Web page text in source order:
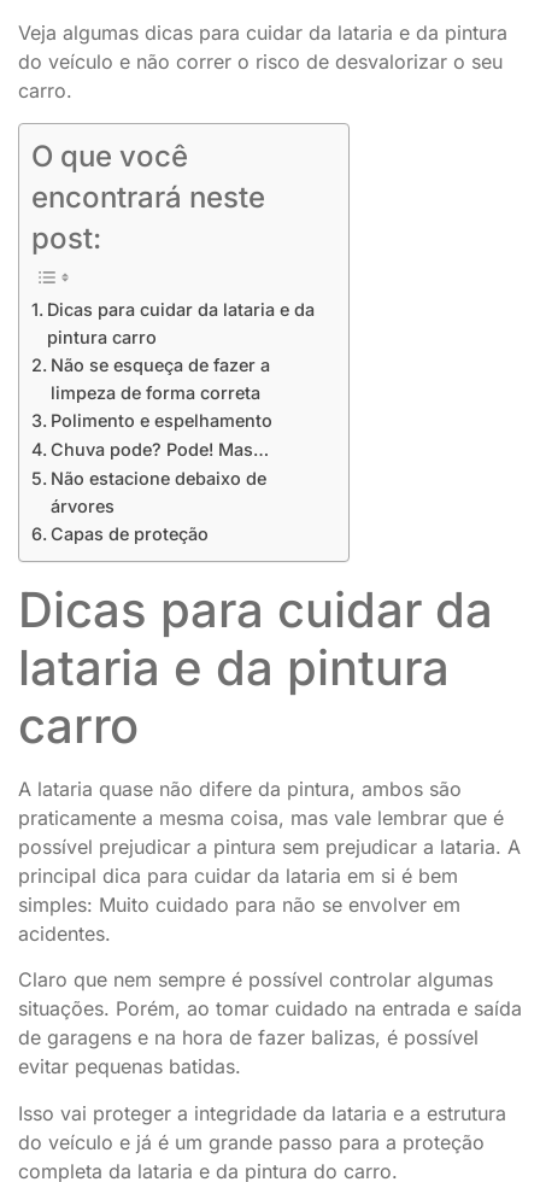
Veja algumas dicas para cuidar da lataria e da pintura
do veículo e não correr o risco de desvalorizar o seu
carro.
O que você
encontrará neste
post:
Dicas para cuidar da lataria e da
pintura carro
Não se esqueça de fazer a
limpeza de forma correta
Polimento e espelhamento
Chuva pode? Pode! Mas…
Não estacione debaixo de
árvores
Capas de proteção
Dicas para cuidar da
lataria e da pintura
carro
A lataria quase não difere da pintura, ambos são
praticamente a mesma coisa, mas vale lembrar que é
possível prejudicar a pintura sem prejudicar a lataria. A
principal dica para cuidar da lataria em si é bem
simples: Muito cuidado para não se envolver em
acidentes.
Claro que nem sempre é possível controlar algumas
situações. Porém, ao tomar cuidado na entrada e saída
de garagens e na hora de fazer balizas, é possível
evitar pequenas batidas.
Isso vai proteger a integridade da lataria e a estrutura
do veículo e já é um grande passo para a proteção
completa da lataria e da pintura do carro.